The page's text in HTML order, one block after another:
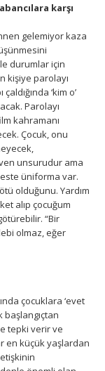
karşı
gelemiyor kaza
durumlar için
kişiye parolayı
‘kim o’
Parolayı
kahramanı
Çocuk, onu
unsurudur ama
üniforma var.
olduğunu. Yardım
alıp çocuğum
“Bir
olmaz, eğer
çocuklara ‘evet
başlangıçtan
tepki verir ve
en küçük yaşlardan